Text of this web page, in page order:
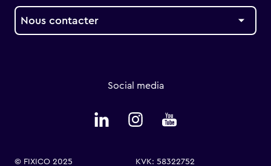
Nous contacter
Social media
© FIXICO 2025 KVK: 58322752